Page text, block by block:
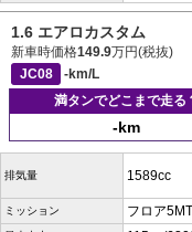
1.6 エアロカスタム
新車時価格149.9万円(税抜)
JC08
-km/L
満タンでどこまで走る
-km
排気量 1589cc
ミッション フロア5MT